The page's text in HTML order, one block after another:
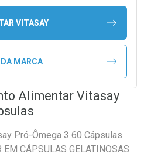
VITASAY
MARCA
Alimentar Vitasay
Pró-Ômega 3 60 Cápsulas
CÁPSULAS GELATINOSAS